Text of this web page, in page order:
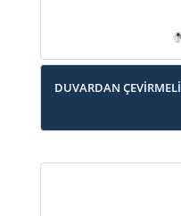
DUVARDAN ÇEVİRMELİ